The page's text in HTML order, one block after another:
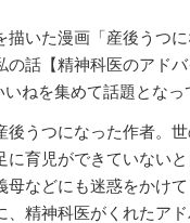
描いた漫画「産後うつ
話【精神科医のアドバ
ねを集めて話題となっ
うつになった作者。世
に育児ができていない
母などにも迷惑をかけ
、精神科医がくれたア